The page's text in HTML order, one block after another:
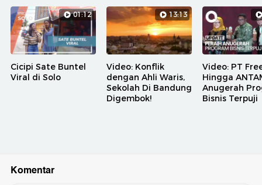
01:12
Cicipi Sate Buntel
Viral di Solo
13:13
Video: Konflik
dengan Ahli Waris,
Sekolah Di Bandung
Digembok!
Video: PT
Hingga
Anugerah
Bisnis Terpuji